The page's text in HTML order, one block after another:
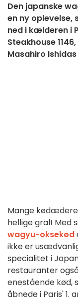
Den japanske
en ny oplevelse,
ned i kælderen i
Steakhouse
Masahiro
Mange
hellige gral! Med
wagyu-oksekød
ikke er
specialitet i
restauranter
enestående kød,
åbnede i Paris' 1.